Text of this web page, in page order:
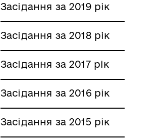
Засідання за 2019 рік
Засідання за 2018 рік
Засідання за 2017 рік
Засідання за 2016 рік
Засідання за 2015 рік